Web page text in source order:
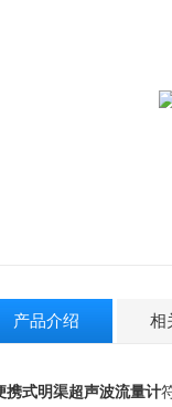
产品介绍 相
携式明渠超声波流量计